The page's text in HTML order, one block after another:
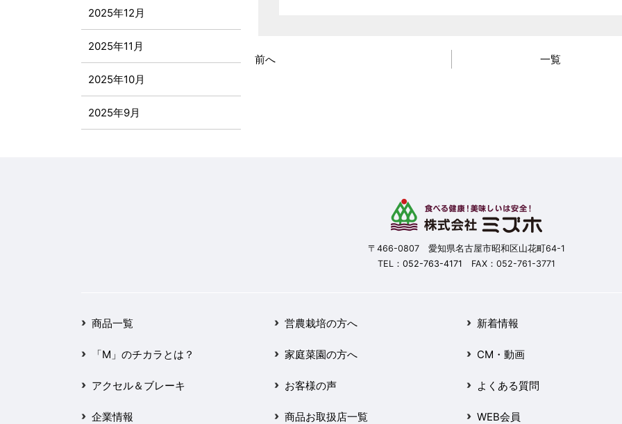
前へ 一覧
2025年12月
2025年11月
2025年10月
2025年9月
2025年1月
2024年12月
〒466-0807 愛知県名古屋市昭和区山花町64-1
TEL： 052-763-4171 FAX：052-761-3771
商品一覧
「M」のチカラとは？
アクセル＆ブレーキ
企業情報
営農栽培の方へ
家庭菜園の方へ
お客様の声
商品お取扱店一覧
新着情報
CM・動画
よくある質問
WEB会員